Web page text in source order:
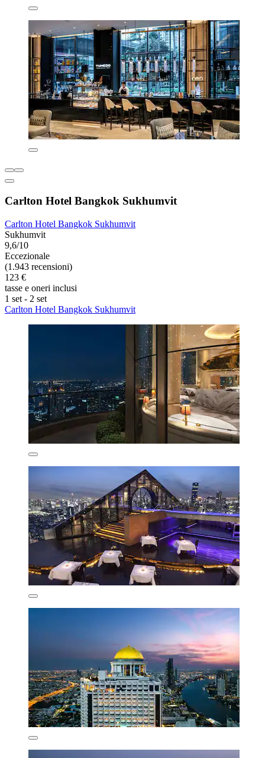
Carlton Hotel Bangkok Sukhumvit
Carlton Hotel Bangkok Sukhumvit
Sukhumvit
9,6/10
Eccezionale
(1.943 recensioni)
123 €
tasse e oneri inclusi
1 set - 2 set
Carlton Hotel Bangkok Sukhumvit